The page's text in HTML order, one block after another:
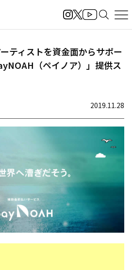
ティストを資金面からサポー
（ペイノア）」提供ス
2019.11.28